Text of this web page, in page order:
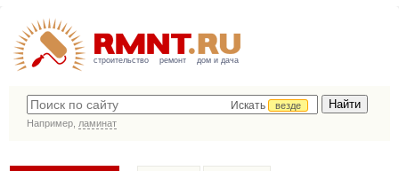
строительство ремонт дом и дача
Искать
везде
Например, ламинат